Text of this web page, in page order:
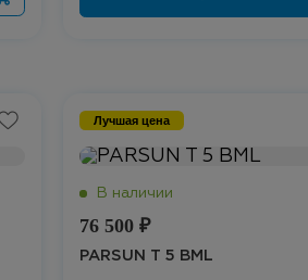
Лучшая цена
76 500 ₽
PARSUN T 5 BML